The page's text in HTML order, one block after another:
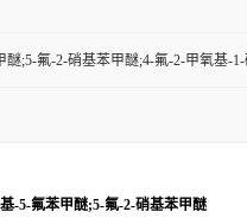
;5-氟-2-硝基苯甲醚;4-氟-2-甲氧基-
-5-氟苯甲醚;5-氟-2-硝基苯甲醚